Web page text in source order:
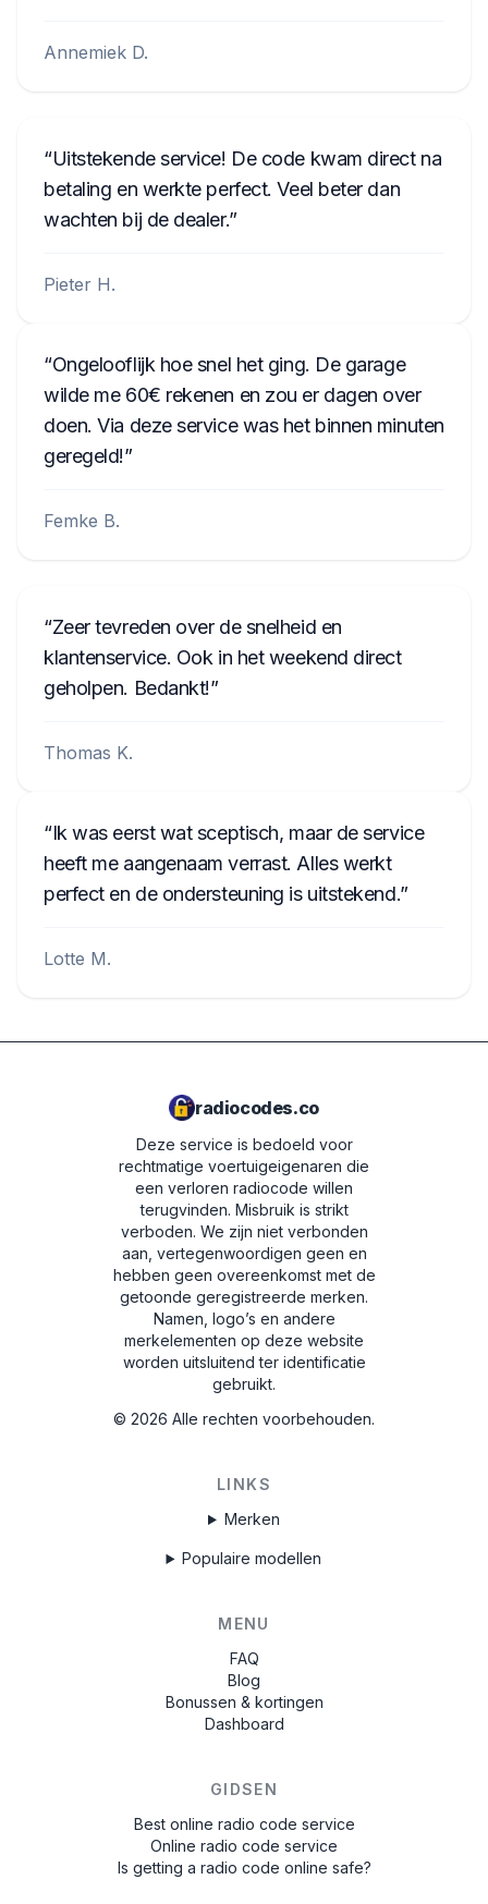
Annemiek D.
Uitstekende service! De code kwam direct na
betaling en werkte perfect. Veel beter dan
wachten bij de dealer.
Pieter H.
Ongelooflijk hoe snel het ging. De garage
wilde me 60€ rekenen en zou er dagen over
doen. Via deze service was het binnen minuten
geregeld!
Femke B.
Zeer tevreden over de snelheid en
klantenservice. Ook in het weekend direct
geholpen. Bedankt!
Thomas K.
Ik was eerst wat sceptisch, maar de service
heeft me aangenaam verrast. Alles werkt
perfect en de ondersteuning is uitstekend.
Lotte M.
radiocodes.co
Deze service is bedoeld voor
rechtmatige voertuigeigenaren die
een verloren radiocode willen
terugvinden. Misbruik is strikt
verboden. We zijn niet verbonden
aan, vertegenwoordigen geen en
hebben geen overeenkomst met de
getoonde geregistreerde merken.
Namen, logo’s en andere
merkelementen op deze website
worden uitsluitend ter identificatie
gebruikt.
© 2026 Alle rechten voorbehouden.
LINKS
Merken
Populaire modellen
MENU
FAQ
Blog
Bonussen & kortingen
Dashboard
GIDSEN
Best online radio code service
Online radio code service
Is getting a radio code online safe?